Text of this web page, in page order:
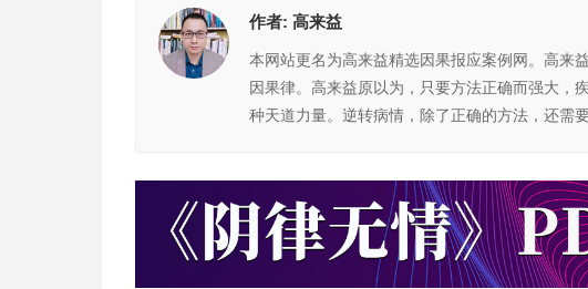
作者: 高来益
本网站更名为高来益精选因果报应案例网。高来
因果律。高来益原以为，只要方法正确而强大，
种天道力量。逆转病情，除了正确的方法，还需